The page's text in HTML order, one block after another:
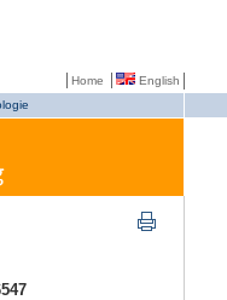
Home
English